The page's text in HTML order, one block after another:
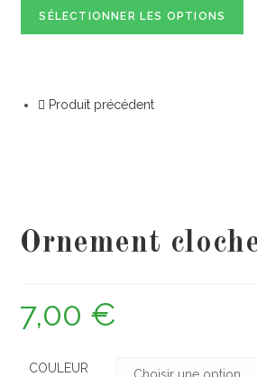
SÉLECTIONNER LES OPTIONS
Produit précédent
Ornement
7,00 €
COULEUR